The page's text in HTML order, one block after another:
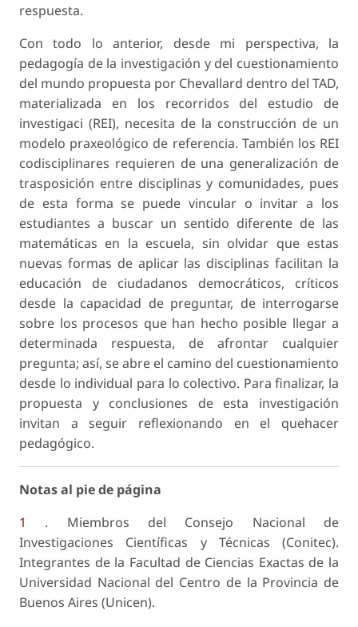
respuesta.
Con todo lo anterior, desde mi perspectiva, la
pedagogía de la investigación y del cuestionamien­to
del mundo propuesta por Chevallard dentro del TAD,
materializada en los recorridos del estudio de
investigaci (REI), necesita de la construcción de un
modelo praxeológico de referencia. También los REI
codisciplinares requieren de una generalización de
trasposición entre disciplinas y comunidades, pues
de esta forma se puede vincular o invitar a los
estudiantes a buscar un sentido diferente de las
matemáticas en la escuela, sin olvidar que estas
nuevas formas de aplicar las disciplinas facilitan la
educación de ciudadanos democráticos, críticos
desde la capacidad de preguntar, de interrogarse
sobre los procesos que han hecho posible llegar a
determinada respuesta, de afrontar cualquier
pregun­ta; así, se abre el camino del cuestionamiento
desde lo individual para lo colectivo. Para finalizar, la
pro­puesta y conclusiones de esta investigación
invitan a seguir reflexionando en el quehacer
pedagógico.
Notas al pie de página
1
. Miembros del Consejo Nacional de
Investigaciones Científicas y Técnicas (Conitec).
Integrantes de la Facultad de Ciencias Exactas de la
Universidad Nacional del Centro de la Provincia de
Buenos Aires (Unicen).